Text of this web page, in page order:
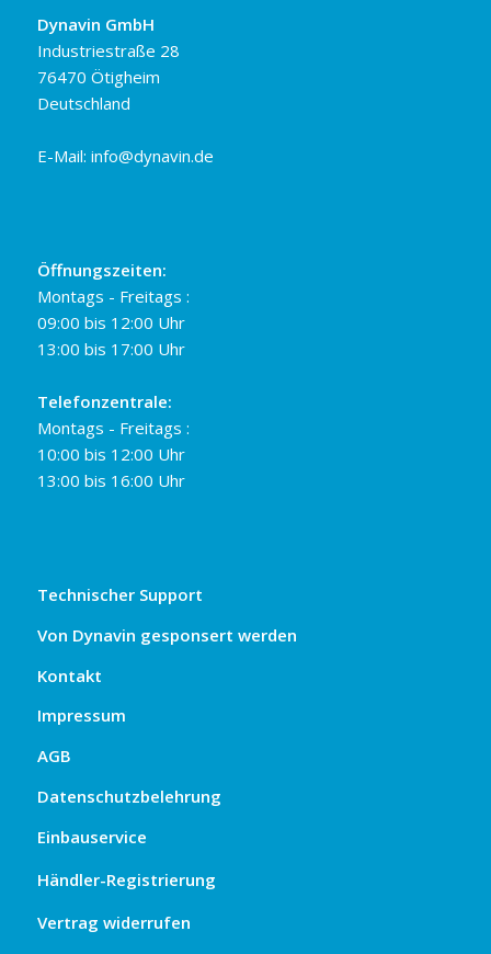
Dynavin GmbH
Industriestraße 28
76470 Ötigheim
Deutschland
E-Mail: info@dynavin.de
Öffnungszeiten:
Montags - Freitags :
09:00 bis 12:00 Uhr
13:00 bis 17:00 Uhr
Telefonzentrale:
Montags - Freitags :
10:00 bis 12:00 Uhr
13:00 bis 16:00 Uhr
Technischer Support
Von Dynavin gesponsert werden
Kontakt
Impressum
AGB
Datenschutzbelehrung
Einbauservice
Händler-Registrierung
Vertrag widerrufen